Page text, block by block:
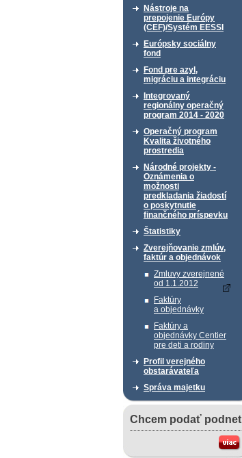
Nástroje na
prepojenie Európy
(CEF)/Systém EESSI
Európsky sociálny
fond
Fond pre azyl,
migráciu a integráciu
Integrovaný
regionálny operačný
program 2014 - 2020
Operačný program
Kvalita životného
prostredia
Národné projekty -
Oznámenia o
možnosti
predkladania žiadostí
o poskytnutie
finančného príspevku
Štatistiky
Zverejňovanie zmlúv,
faktúr a objednávok
Zmluvy zverejnené
od 1.1.2012
Faktúry
a objednávky
Faktúry a
objednávky Centier
pre deti a rodiny
Profil verejného
obstarávateľa
Správa majetku
Chcem podať podnet